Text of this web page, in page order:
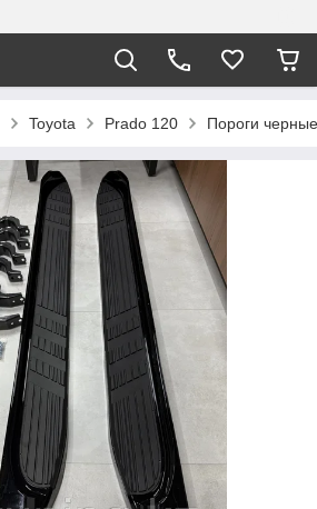
Toyota Prado 120 Пороги